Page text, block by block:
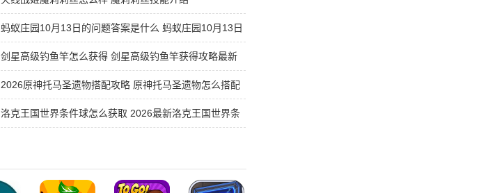
蚂蚁庄园10月13日的问题答案是什么 蚂蚁庄园10月13日
答案最新分享
剑星高级钓鱼竿怎么获得 剑星高级钓鱼竿获得攻略最新
2026
2026原神托马圣遗物搭配攻略 原神托马圣遗物怎么搭配
洛克王国世界条件球怎么获取 2026最新洛克王国世界条